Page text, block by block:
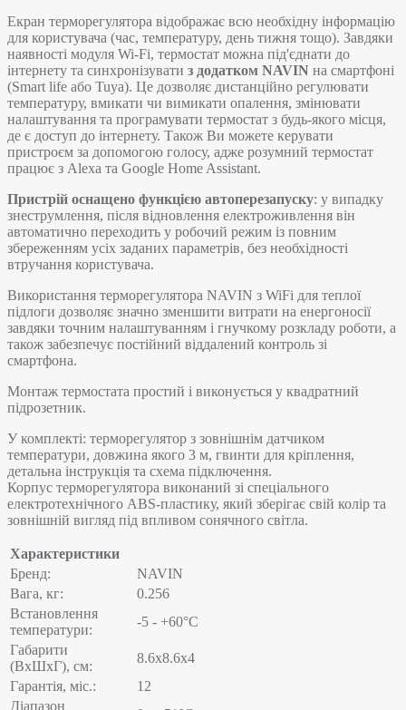
Екран терморегулятора відображає всю необхідну інформацію
для користувача (час, температуру, день тижня тощо). Завдяки
наявності модуля Wi-Fi, термостат можна під'єднати до
інтернету та синхронізувати з додатком NAVIN на смартфоні
(Smart life або Tuya). Це дозволяє дистанційно регулювати
температуру, вмикати чи вимикати опалення, змінювати
налаштування та програмувати термостат з будь-якого місця,
де є доступ до інтернету. Також Ви можете керувати
пристроєм за допомогою голосу, адже розумний термостат
працює з Alexa та Google Home Assistant.
Пристрій оснащено функцією автоперезапуску: у випадку
знеструмлення, після відновлення електроживлення він
автоматично переходить у робочий режим із повним
збереженням усіх заданих параметрів, без необхідності
втручання користувача.
Використання терморегулятора NAVIN з WiFi для теплої
підлоги дозволяє значно зменшити витрати на енергоносії
завдяки точним налаштуванням і гнучкому розкладу роботи, а
також забезпечує постійний віддалений контроль зі
смартфона.
Монтаж термостата простий і виконується у квадратний
підрозетник.
У комплекті: терморегулятор з зовнішнім датчиком
температури, довжина якого 3 м, гвинти для кріплення,
детальна інструкція та схема підключення.
Корпус терморегулятора виконаний зі спеціального
електротехнічного ABS-пластику, який зберігає свій колір та
зовнішній вигляд під впливом сонячного світла.
Характеристики
Бренд:
NAVIN
Вага, кг:
0.256
Встановлення
температури:
-5 - +60°C
Габарити
(ВхШхГ), см:
8.6х8.6х4
Гарантія, міс.:
12
Діапазон